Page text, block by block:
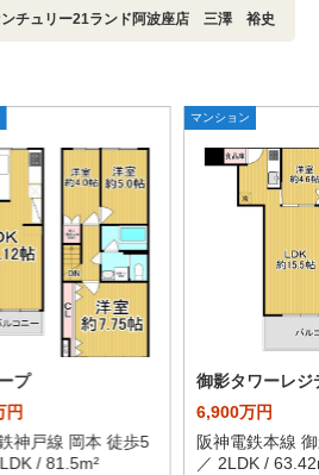
チュリー21ランド阿波座店 三澤 裕史
プ
円
神戸線 岡本 徒歩5
/ 81.5m²
マンション
御影タワーレジ
6,900万円
阪神電鉄本線
／ 2LDK /